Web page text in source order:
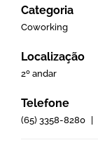
Categoria
Coworking
Localização
2º andar
Telefone
(65) 3358-8280